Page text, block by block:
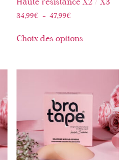
Haute résistance X2 / X3
34,99€ – 47,99€
Choix des options